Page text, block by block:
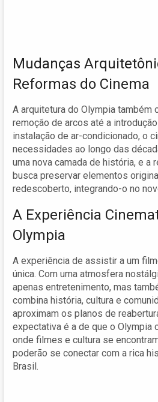
Mudanças
Reformas do Cinema
A arquitetura do Olympia também
remoção de arcos até a
instalação de ar-condicionado, o
necessidades ao longo das
uma nova camada de história, e a
busca preservar elementos
redescoberto, integrando-o no
A Experiência
Olympia
A experiência de assistir a um
única. Com uma atmosfera
apenas entretenimento, mas
combina história, cultura e
aproximam os planos de
expectativa é a de que o Olympia
onde filmes e cultura se
poderão se conectar com a rica
Brasil.